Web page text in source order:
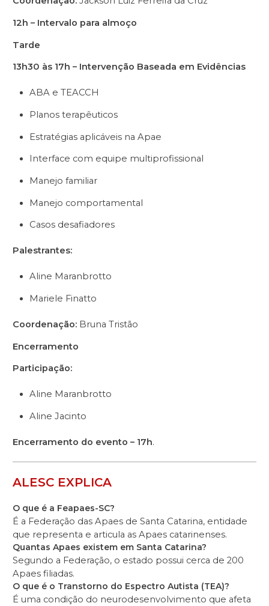
12h – Intervalo para almoço
Tarde
13h30 às 17h – Intervenção Baseada em Evidências
ABA e TEACCH
Planos terapêuticos
Estratégias aplicáveis na Apae
Interface com equipe multiprofissional
Manejo familiar
Manejo comportamental
Casos desafiadores
Palestrantes:
Aline Maranbrotto
Mariele Finatto
Coordenação: Bruna Tristão
Encerramento
Participação:
Aline Maranbrotto
Aline Jacinto
Encerramento do evento – 17h.
ALESC EXPLICA
O que é a Feapaes-SC?
É a Federação das Apaes de Santa Catarina, entidade
que representa e articula as Apaes catarinenses.
Quantas Apaes existem em Santa Catarina?
Segundo a Federação, o estado possui cerca de 200
Apaes filiadas.
O que é o Transtorno do Espectro Autista (TEA)?
É uma condição do neurodesenvolvimento que afeta